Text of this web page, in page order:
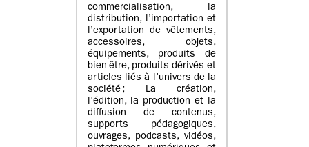
commercialisation, la
distribution, l’importation et
l’exportation de vêtements,
accessoires, objets,
équipements, produits de
bien-être, produits dérivés et
articles liés à l’univers de la
société ; La création,
l’édition, la production et la
diffusion de contenus,
supports pédagogiques,
ouvrages, podcasts, vidéos,